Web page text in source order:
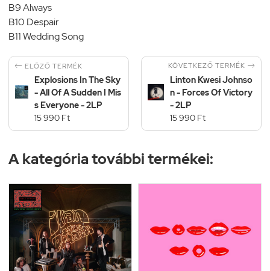
B9 Always
B10 Despair
B11 Wedding Song
 ELŐZŐ TERMÉK
Explosions In The Sky
- All Of A Sudden I Mis
s Everyone - 2LP
15 990 Ft
KÖVETKEZŐ TERMÉK 
Linton Kwesi Johnso
n - Forces Of Victory
- 2LP
15 990 Ft
A kategória további termékei: